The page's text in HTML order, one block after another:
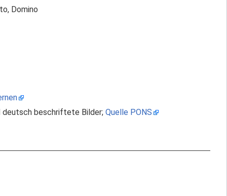
Domino
deutsch beschriftete Bilder; Quelle PONS